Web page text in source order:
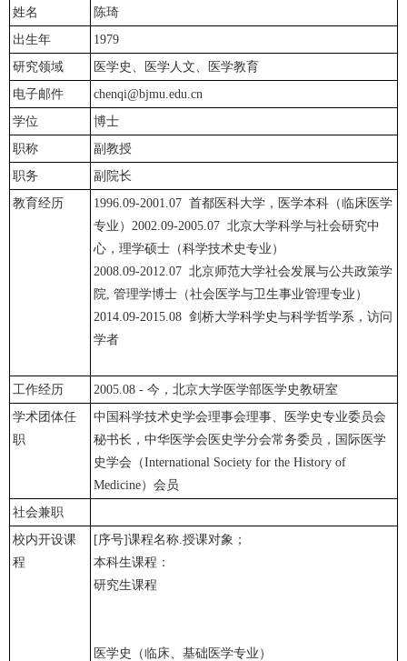
姓名
陈琦
出生年
1979
研究领域
医学史、医学人文、医学教育
电子邮件
chenqi@bjmu.edu.cn
学位
博士
职称
副教授
职务
副院长
教育经历
1996.09-2001.07 首都医科大学，医学本科（临床医学
专业）2002.09-2005.07 北京大学科学与社会研究中
心，理学硕士（科学技术史专业）
2008.09-2012.07 北京师范大学社会发展与公共政策学
院, 管理学博士（社会医学与卫生事业管理专业）
2014.09-2015.08 剑桥大学科学史与科学哲学系，访问
学者
工作经历
2005.08 - 今，北京大学医学部医学史教研室
学术团体任
职
中国科学技术史学会理事会理事、医学史专业委员会
秘书长，中华医学会医史学分会常务委员，国际医学
史学会（International Society for the History of
Medicine）会员
社会兼职
校内开设课
程
[序号]课程名称.授课对象；
本科生课程：
研究生课程
医学史（临床、基础医学专业）